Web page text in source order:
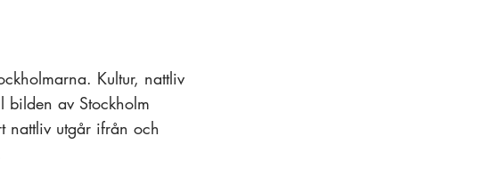
Kultur, nattliv
bilden av Stockholm
nattliv utgår ifrån och